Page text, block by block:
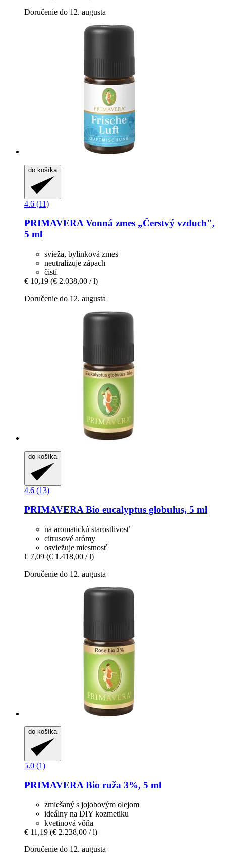
Doručenie do 12. augusta
do košíka
4.6 (11)
PRIMAVERAVonná zmes „Čerstvý vzduch",
5 ml
svieža, bylinková zmes
neutralizuje zápach
čistí
€ 10,19 (€ 2.038,00 / l)
Doručenie do 12. augusta
do košíka
4.6 (13)
PRIMAVERABio eucalyptus globulus, 5 ml
na aromatickú starostlivosť
citrusové arómy
osviežuje miestnosť
€ 7,09 (€ 1.418,00 / l)
Doručenie do 12. augusta
do košíka
5.0 (1)
PRIMAVERABio ruža 3%, 5 ml
zmiešaný s jojobovým olejom
ideálny na DIY kozmetiku
kvetinová vôňa
€ 11,19 (€ 2.238,00 / l)
Doručenie do 12. augusta